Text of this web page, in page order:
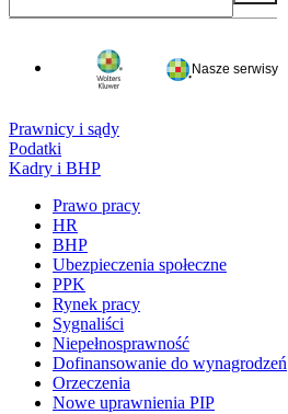
Nasze serwisy
Prawnicy i sądy
Podatki
Kadry i BHP
Prawo pracy
HR
BHP
Ubezpieczenia społeczne
PPK
Rynek pracy
Sygnaliści
Niepełnosprawność
Dofinansowanie do wynagrodzeń
Orzeczenia
Nowe uprawnienia PIP